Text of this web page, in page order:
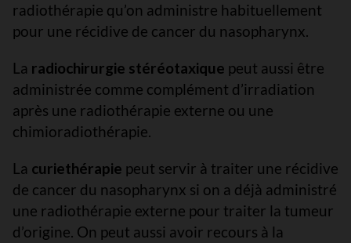
radiothérapie qu’on administre habituellement
pour une récidive de cancer du nasopharynx.
La radiochirurgie stéréotaxique peut aussi être
administrée comme complément d’irradiation
après une radiothérapie externe ou une
chimioradiothérapie.
La curiethérapie peut servir à traiter une récidive
de cancer du nasopharynx si on a déjà administré
une radiothérapie externe pour traiter la tumeur
d’origine. On peut aussi avoir recours à la